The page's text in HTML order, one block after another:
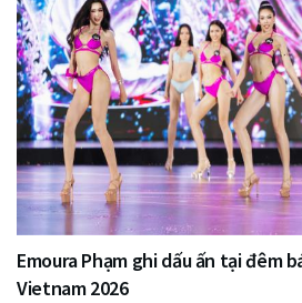
Emoura Phạm ghi dấu ấn tại đêm
Vietnam 2026